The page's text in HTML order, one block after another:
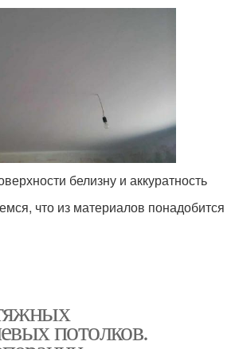
белизну и аккуратность
что из материалов понадобится
потолков.